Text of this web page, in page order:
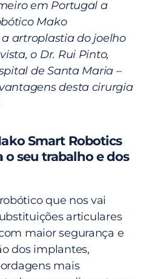
em Portugal a
Mako
artroplastia do joelho
o Dr. Rui Pinto,
de Santa Maria –
desta cirurgia
Smart Robotics
seu trabalho e dos
que nos vai
articulares
maior segurança e
dos implantes,
mais